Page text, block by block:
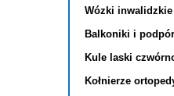
Wózki inwalidzkie
Balkoniki i
Kule laski
Kołnierze